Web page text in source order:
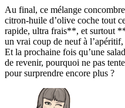
Au final, ce mélange
citron-huile d’olive coche tout
rapide, ultra frais**, et surtout
un vrai coup de neuf à l’apéritif,
Et la prochaine fois qu’une
de revenir, pourquoi ne pas
pour surprendre encore plus ?